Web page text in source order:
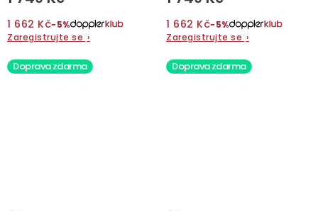
1 662 Kč−5%
Zaregistrujte se ›
1 662 Kč−5%
Zaregistrujte se ›
Doprava zdarma Doprava zdarma